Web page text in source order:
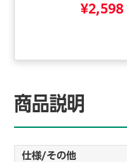
¥2,598
商品説明
仕様/その他